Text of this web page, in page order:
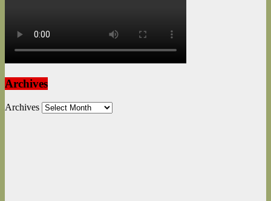
Archives
Archives